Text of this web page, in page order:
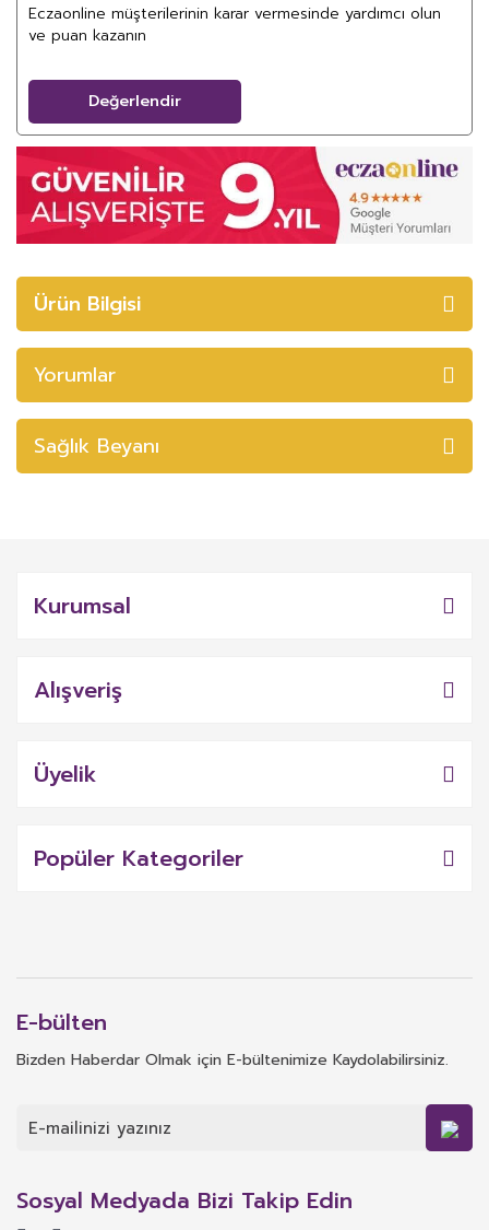
Eczaonline müşterilerinin karar vermesinde yardımcı olun
ve puan kazanın
Değerlendir
Ürün Bilgisi
Yorumlar
Sağlık Beyanı
Kurumsal
Alışveriş
Üyelik
Popüler Kategoriler
E-bülten
Bizden Haberdar Olmak için E-bültenimize Kaydolabilirsiniz.
Sosyal Medyada Bizi Takip Edin